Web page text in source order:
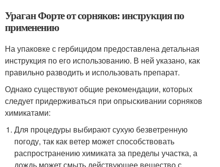
Ураган Форте от сорняков: инструкция по
применению
На упаковке с гербицидом предоставлена детальная
инструкция по его использованию. В ней указано, как
правильно разводить и использовать препарат.
Однако существуют общие рекомендации, которых
следует придерживаться при опрыскивании сорняков
химикатами:
Для процедуры выбирают сухую безветренную
погоду, так как ветер может способствовать
распространению химиката за пределы участка, а